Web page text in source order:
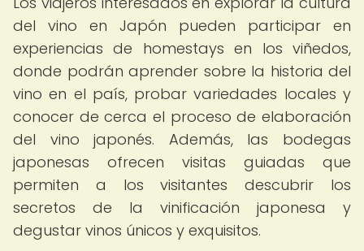
del vino en Japón pueden participar en
experiencias de homestays en los viñedos,
donde podrán aprender sobre la historia del
vino en el país, probar variedades locales y
conocer de cerca el proceso de elaboración
del vino japonés. Además, las bodegas
japonesas ofrecen visitas guiadas que
permiten a los visitantes descubrir los
secretos de la vinificación japonesa y
degustar vinos únicos y exquisitos.